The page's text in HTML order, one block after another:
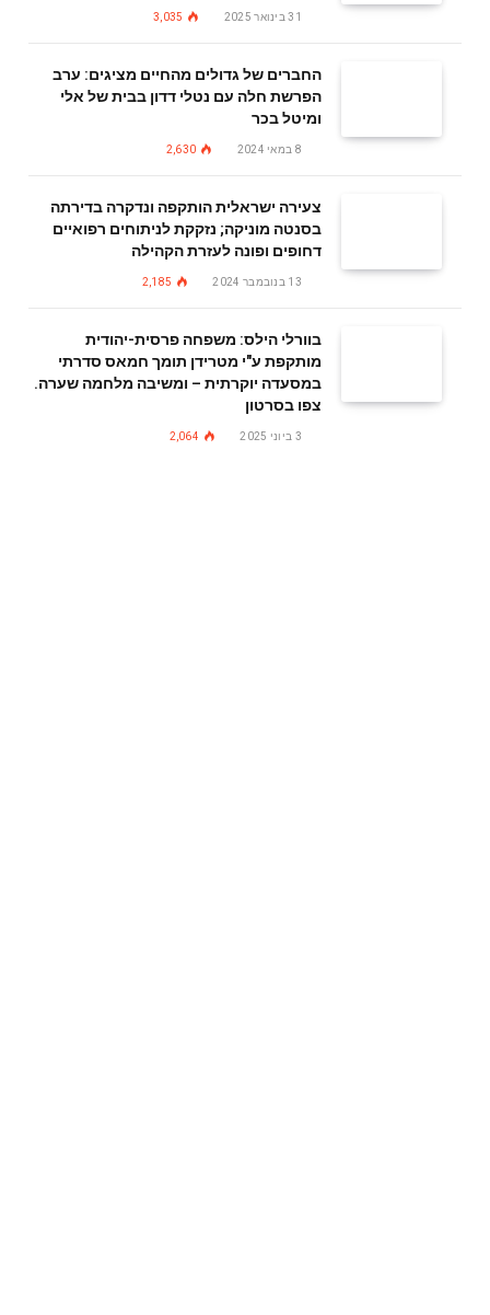
31 בינואר 2025 3,035
החברים של גדולים מהחיים מציגים: ערב
הפרשת חלה עם נטלי דדון בבית של אלי
ומיטל בכר
8 במאי 2024 2,630
צעירה ישראלית הותקפה ונדקרה בדירתה
בסנטה מוניקה; נזקקת לניתוחים רפואיים
דחופים ופונה לעזרת הקהילה
13 בנובמבר 2024 2,185
בוורלי הילס: משפחה פרסית-יהודית
מותקפת ע"י מטרידן תומך חמאס סדרתי
במסעדה יוקרתית – ומשיבה מלחמה שערה.
צפו בסרטון
3 ביוני 2025 2,064